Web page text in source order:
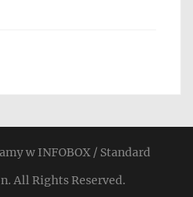
w INFOBOX / Standard
. All Rights Reserved.